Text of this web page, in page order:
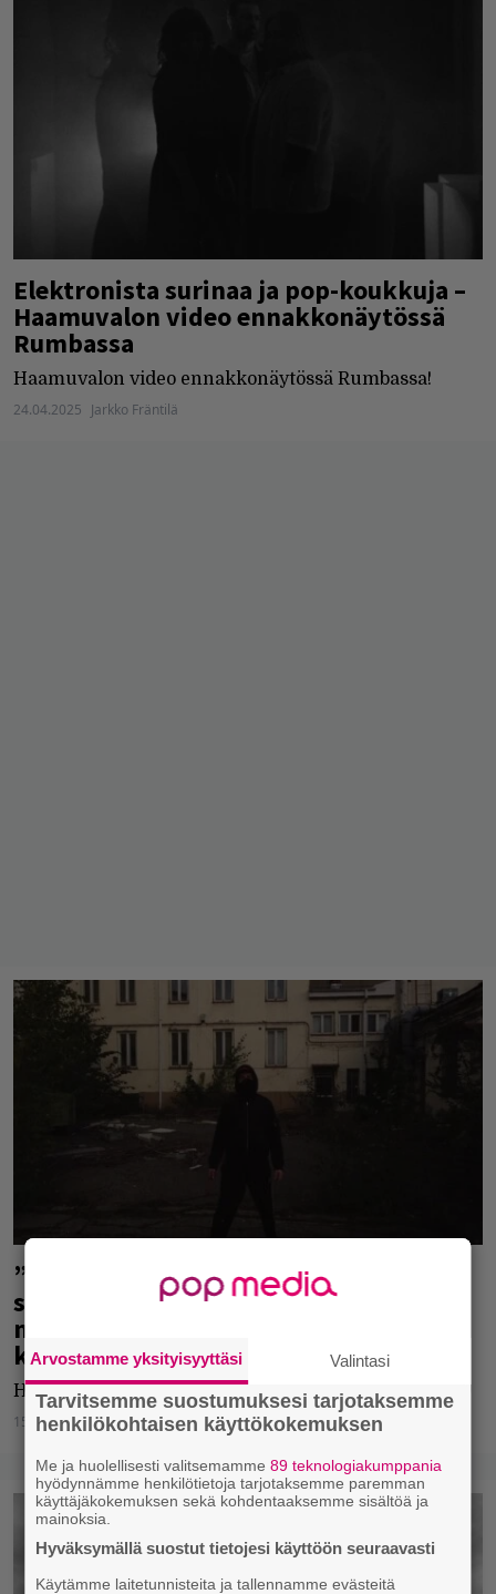
Elektronista surinaa ja pop-koukkuja –
Haamuvalon video ennakkonäytössä
Rumbassa
Haamuvalon video ennakkonäytössä Rumbassa!
24.04.2025 Jarkko Fräntilä
”Tänään on hyvä päivä kuolla”, sanoo
savonlinnalainen Hertta-Joona, jonka
musiikissa kuulee viitteitä
kotimaisesta kulttiartistista
Hertta-Joonalta uutta musiikkia.
15.04.2025 Jarkko Fräntilä
Arvostamme yksityisyyttäsi Valintasi
Tarvitsemme suostumuksesi tarjotaksemme
henkilökohtaisen käyttökokemuksen
Me ja huolellisesti valitsemamme89 teknologiakumppania
hyödynnämme henkilötietoja tarjotaksemme paremman
käyttäjäkokemuksen sekä kohdentaaksemme sisältöä ja
mainoksia.
Hyväksymällä suostut tietojesi käyttöön seuraavasti
Käytämme laitetunnisteita ja tallennamme evästeitä